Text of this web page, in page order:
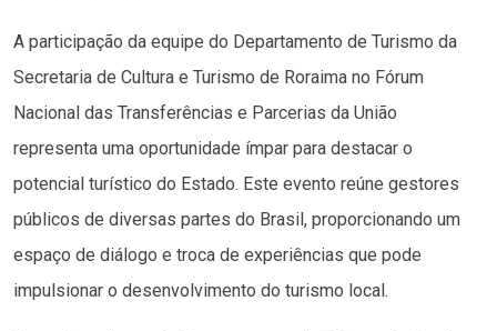
A participação da equipe do Departamento de Turismo da
Secretaria de Cultura e Turismo de Roraima no Fórum
Nacional das Transferências e Parcerias da União
representa uma oportunidade ímpar para destacar o
potencial turístico do Estado. Este evento reúne gestores
públicos de diversas partes do Brasil, proporcionando um
espaço de diálogo e troca de experiências que pode
impulsionar o desenvolvimento do turismo local.